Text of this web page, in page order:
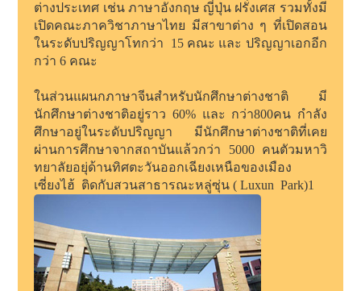
ต่างประเทศ เช่น ภาษาอังกฤษ ญี่ปุ่น ฝรั่งเศส รวมทั้งมี
เปิดคณะภาควิชาภาษาไทย มีสาขาต่าง ๆ ที่เปิดสอน
ในระดับปริญญาโทกว่า 15 คณะ และ ปริญญาเอกอีก
กว่า 6 คณะ
ในส่วนแผนกภาษาจีนสำหรับนักศึกษาต่างชาติ มี
นักศึกษาต่างชาติอยู่ราว 60% และ กว่า800คน กำลัง
ศึกษาอยู่ในระดับปริญญา มีนักศึกษาต่างชาติที่เคย
ผ่านการศึกษาจากสถาบันแล้วกว่า 5000 คนตัวมหาวิ
ทยาลัยอยุ่ด้านทิศตะวันออกเฉียงเหนือของเมือง
เซี่ยงไฮ้ ติดกับสวนสาธารณะหลู่ซุ่น ( Luxun Park)1